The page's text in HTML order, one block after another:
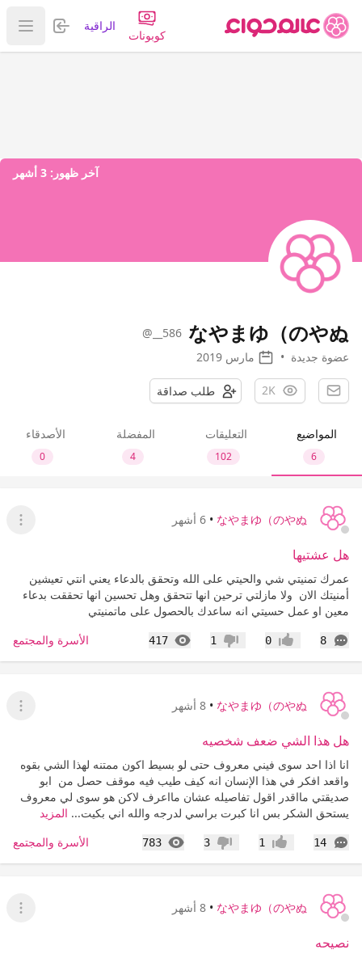
كوبونات
الراقية تسجيل
عرض
آخر ظهور: 3 أشهر
なやまゆ（のやぬ
@__586
عضوة جديدة • مارس 2019
2K طلب صداقة
المواضيع
6
التعليقات
102
المفضلة
4
الأصدقاء
0
なやまゆ（のやぬ
• 6 أشهر
عرض
هل عشتيها
عمرك تمنيتي شي والحيتي على الله وتحقق بالدعاء يعني انتي تعيشين
أمنيتك الان ولا مازلتي ترحين انها تتحقق وهل تحسين انها تحققت بدعاء
معين او عمل حسيتي انه ساعدك بالحصول على ماتمنيتي
8
التعليقات إعجاب0 عدم إعجاب
1
417
المشاهدات الأسرة والمجتمع
なやまゆ（のやぬ
• 8 أشهر
عرض
هل هذا الشي ضعف شخصيه
انا اذا احد سوى فيني معروف حتى لو بسيط اكون ممتنه لهذا الشي بقوه
واقعد افكر في هذا الإنسان انه كيف طيب فيه موقف حصل من ابو
صديقتي مااقدر اقول تفاصيله عشان مااعرف لاكن هو سوى لي معروف
يستحق الشكر بس انا كبرت براسي لدرجه والله اني بكيت... المزيد
14
التعليقات إعجاب1 عدم إعجاب
3
783
المشاهدات الأسرة والمجتمع
なやまゆ（のやぬ
• 8 أشهر
عرض
نصيحه